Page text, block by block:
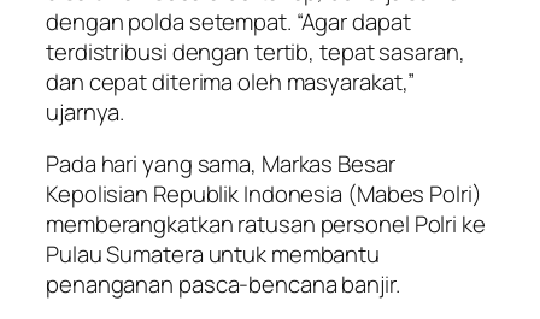
dengan polda setempat. “Agar dapat
terdistribusi dengan tertib, tepat sasaran,
dan cepat diterima oleh masyarakat,”
ujarnya.
Pada hari yang sama, Markas Besar
Kepolisian Republik Indonesia (Mabes Polri)
memberangkatkan ratusan personel Polri ke
Pulau Sumatera untuk membantu
penanganan pasca-bencana banjir.